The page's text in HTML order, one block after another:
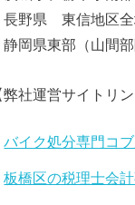
長野県 東信地区
静岡県東部（山間部
弊社運営サイトリン
バイク処分専門コ
板橋区の税理士会